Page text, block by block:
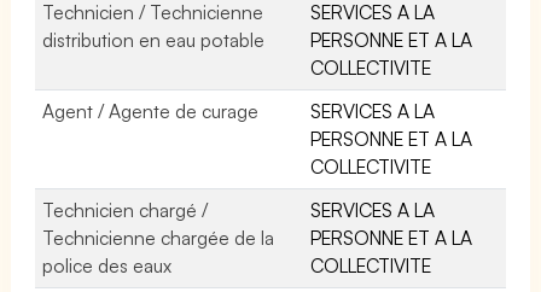
Technicien / Technicienne
distribution en eau potable
SERVICES A LA
PERSONNE ET A LA
COLLECTIVITE
Agent / Agente de curage
SERVICES A LA
PERSONNE ET A LA
COLLECTIVITE
Technicien chargé /
Technicienne chargée de la
police des eaux
SERVICES A LA
PERSONNE ET A LA
COLLECTIVITE